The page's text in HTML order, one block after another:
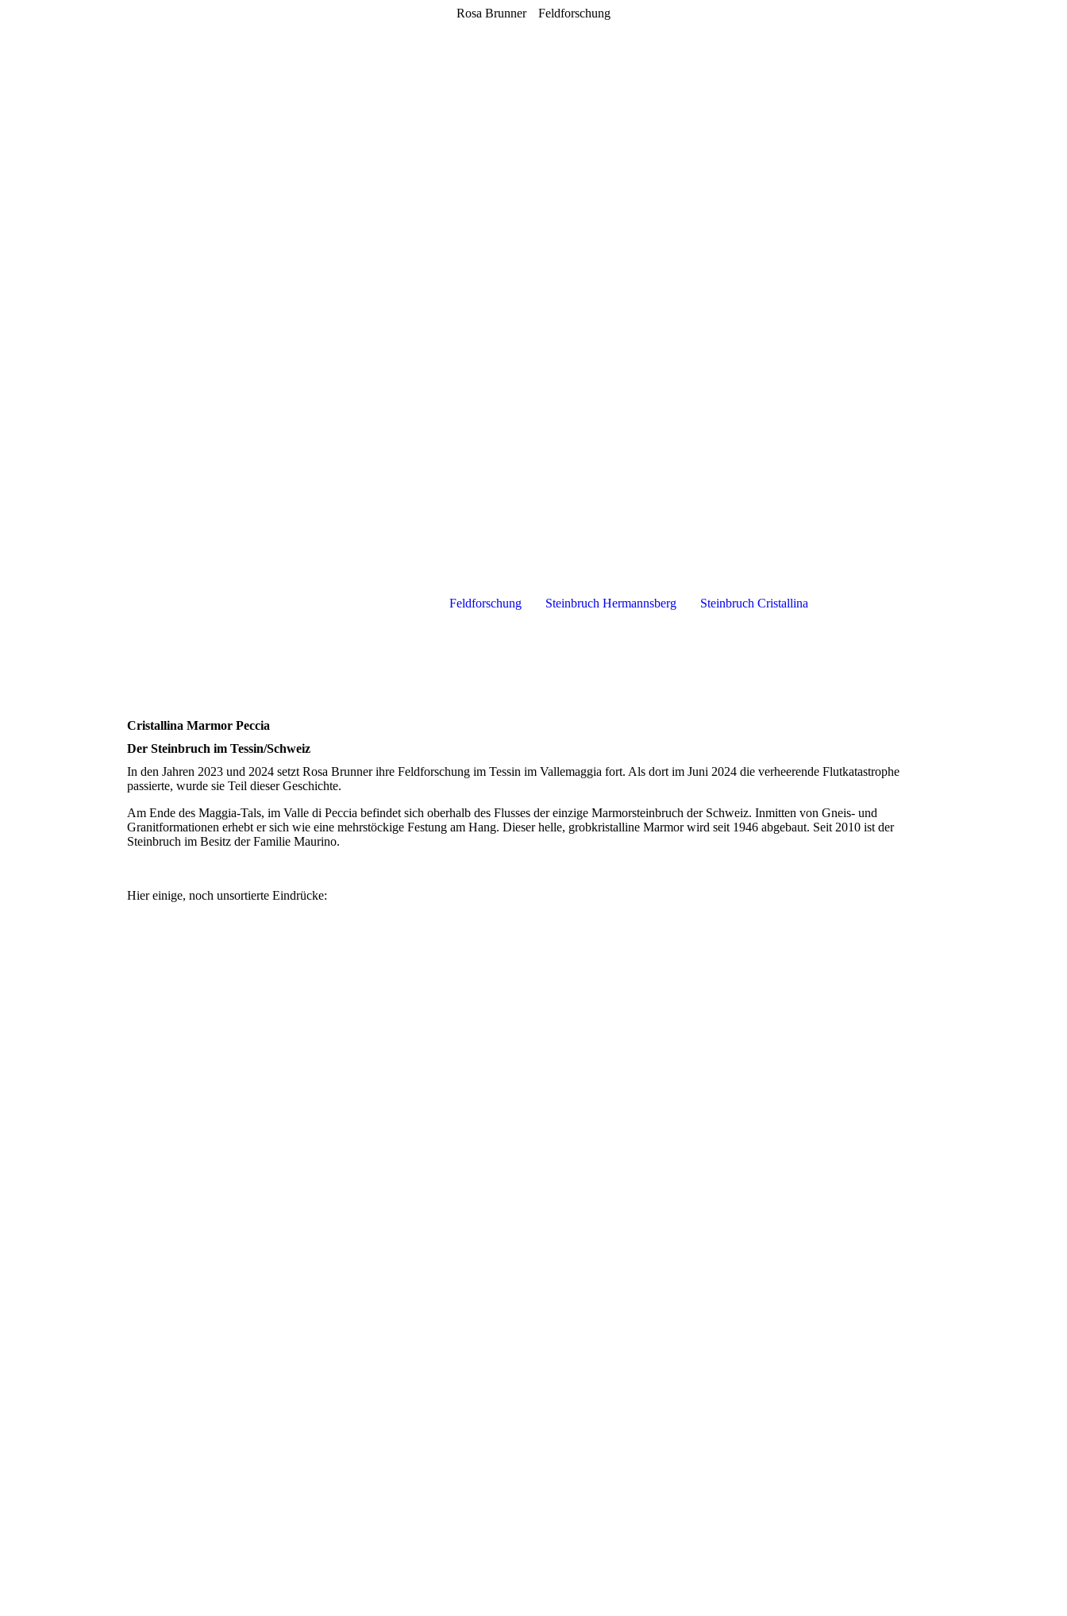
Rosa Brunner Feldforschung
Feldforschung Steinbruch Hermannsberg Steinbruch Cristallina
Cristallina Marmor Peccia
Der Steinbruch im Tessin/Schweiz
In den Jahren 2023 und 2024 setzt Rosa Brunner ihre Feldforschung im Tessin im Vallemaggia fort. Als dort im Juni 2024 die verheerende Flutkatastrophe
passierte, wurde sie Teil dieser Geschichte.
Am Ende des Maggia-Tals, im Valle di Peccia befindet sich oberhalb des Flusses der einzige Marmorsteinbruch der Schweiz. Inmitten von Gneis- und
Granitformationen erhebt er sich wie eine mehrstöckige Festung am Hang. Dieser helle, grobkristalline Marmor wird seit 1946 abgebaut. Seit 2010 ist der
Steinbruch im Besitz der Familie Maurino.
Hier einige, noch unsortierte Eindrücke: